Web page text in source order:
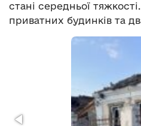
стані середньої
приватних будинків та